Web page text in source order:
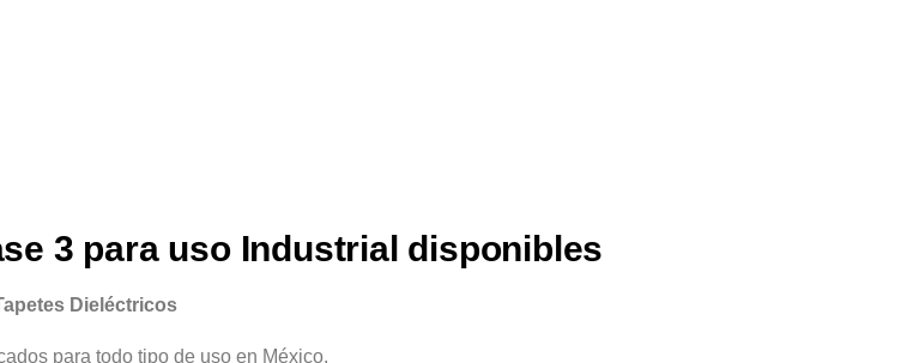
3 para uso Industrial disponibles
Dieléctricos
para todo tipo de uso en México.